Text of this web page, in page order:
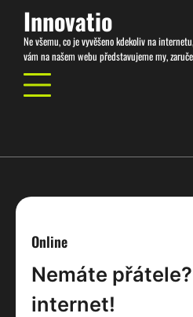
content
Innovatio
Ne všemu, co je vyvěšeno kdekoliv na
vám na našem webu představujeme my,
Online
Nemáte
internet!